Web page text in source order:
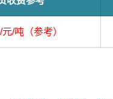
/吨（参考）